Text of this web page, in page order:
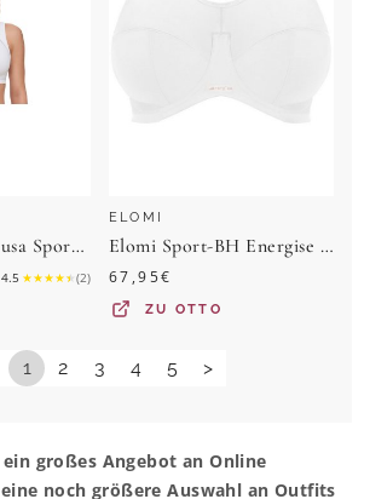
Susa Sport-BH Susa Sport-BH ohne Bügel 7316
4.5 ★★★★★ (2)
ELOMI
Elomi Sport-BH Energise Sport-BH mit Bügel G-M Cup
67,95€
ZU OTTO
1 2 3 4 5 >
großes Angebot an Online
noch größere Auswahl an Outfits